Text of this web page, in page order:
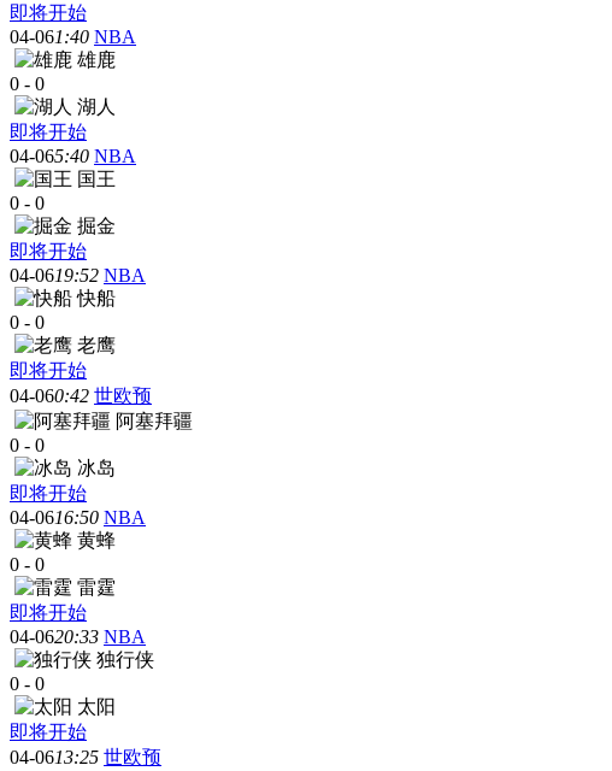
即将开始
04-061:40 NBA
雄鹿
0 - 0
湖人
即将开始
04-065:40 NBA
国王
0 - 0
掘金
即将开始
04-0619:52 NBA
快船
0 - 0
老鹰
即将开始
04-060:42 世欧预
阿塞拜疆
0 - 0
冰岛
即将开始
04-0616:50 NBA
黄蜂
0 - 0
雷霆
即将开始
04-0620:33 NBA
独行侠
0 - 0
太阳
即将开始
04-0613:25 世欧预